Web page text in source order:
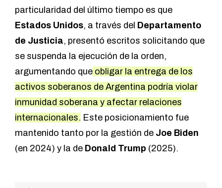
particularidad del último tiempo es que
Estados Unidos, a través del Departamento
de Justicia, presentó escritos solicitando que
se suspenda la ejecución de la orden,
argumentando que obligar la entrega de los
activos soberanos de Argentina podría violar
inmunidad soberana y afectar relaciones
internacionales. Este posicionamiento fue
mantenido tanto por la gestión de Joe Biden
(en 2024) y la de Donald Trump (2025).